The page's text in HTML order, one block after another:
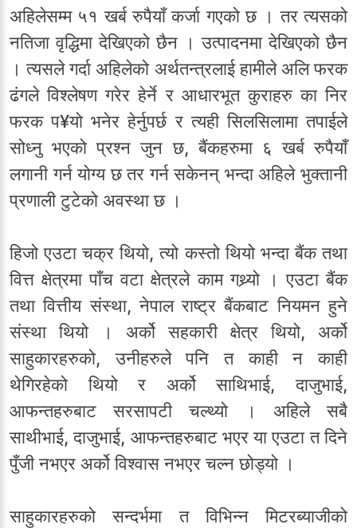
अहिलेसम्म ५१ खर्ब रुपैयाँ कर्जा गएको छ । तर त्यसको
नतिजा वृद्धिमा देखिएको छैन । उत्पादनमा देखिएको छैन
। त्यसले गर्दा अहिलेको अर्थतन्त्रलाई हामीले अलि फरक
ढंगले विश्लेषण गरेर हेर्ने र आधारभूत कुराहरु का निर
फरक प¥यो भनेर हेर्नुपर्छ र त्यही सिलसिलामा तपाईले
सोध्नु भएको प्रश्न जुन छ, बैंकहरुमा ६ खर्ब रुपैयाँ
लगानी गर्न योग्य छ तर गर्न सकेनन् भन्दा अहिले भुक्तानी
प्रणाली टुटेको अवस्था छ ।
हिजो एउटा चक्र थियो, त्यो कस्तो थियो भन्दा बैंक तथा
वित्त क्षेत्रमा पाँच वटा क्षेत्रले काम गथ्र्यो । एउटा बैंक
तथा वित्तीय संस्था, नेपाल राष्ट्र बैंकबाट नियमन हुने
संस्था थियो । अर्को सहकारी क्षेत्र थियो, अर्को
साहुकारहरुको, उनीहरुले पनि त काही न काही
थेगिरहेको थियो र अर्को साथिभाई, दाजुभाई,
आफन्तहरुबाट सरसापटी चल्थ्यो । अहिले सबै
साथीभाई, दाजुभाई, आफन्तहरुबाट भएर या एउटा त दिने
पुँजी नभएर अर्को विश्वास नभएर चल्न छोड्यो ।
साहुकारहरुको सन्दर्भमा त विभिन्न मिटरब्याजीको